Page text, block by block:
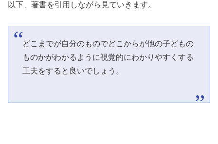
以下、著書を引用しながら見ていきます。
どこまでが自分のものでどこからが他の子どもの
ものかがわかるように視覚的にわかりやすくする
工夫をすると良いでしょう。